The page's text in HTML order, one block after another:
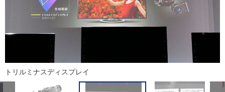
トリルミナスディスプレイ